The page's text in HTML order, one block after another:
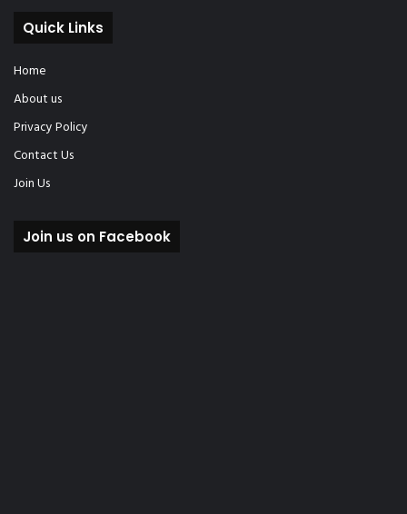
Quick Links
Home
About us
Privacy Policy
Contact Us
Join Us
Join us on Facebook